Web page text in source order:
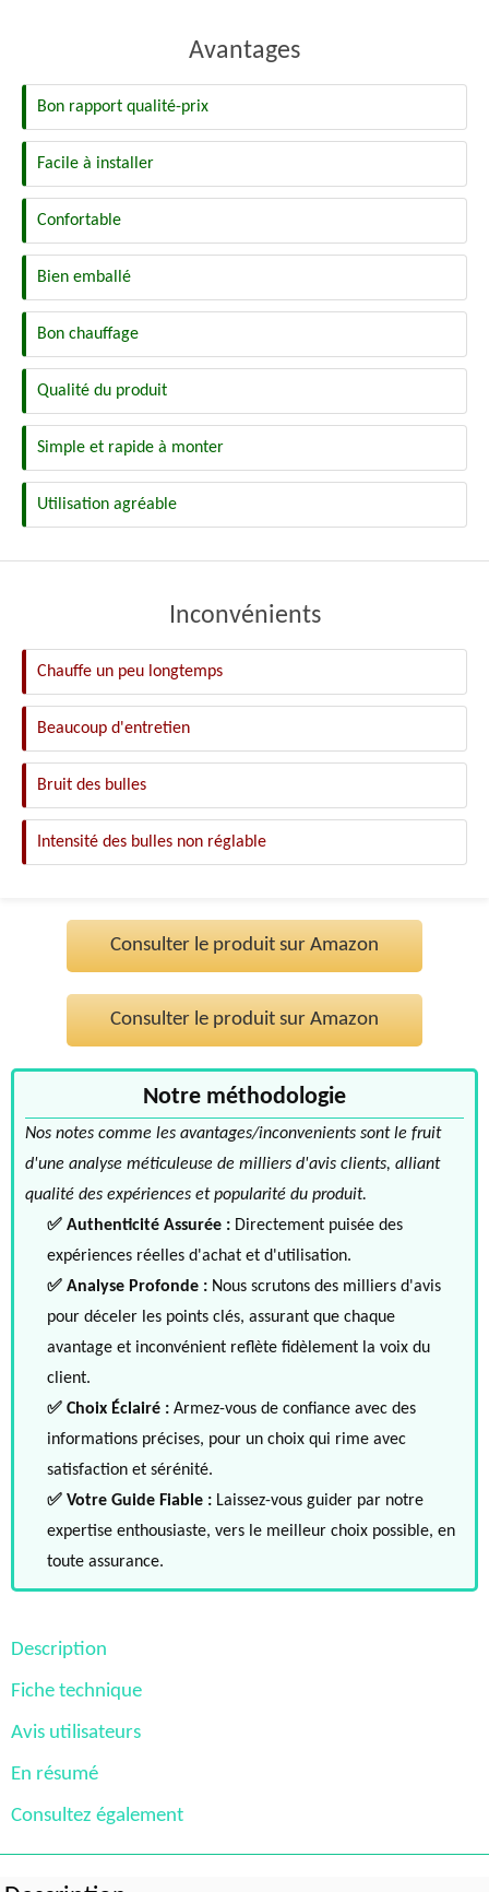
Avantages
Bon rapport qualité-prix
Facile à installer
Confortable
Bien emballé
Bon chauffage
Qualité du produit
Simple et rapide à monter
Utilisation agréable
Inconvénients
Chauffe un peu longtemps
Beaucoup d'entretien
Bruit des bulles
Intensité des bulles non réglable
Consulter le produit sur Amazon
Consulter le produit sur Amazon
Notre méthodologie
Nos notes comme les avantages/inconvenients sont le fruit
d'une analyse méticuleuse de milliers d'avis clients, alliant
qualité des expériences et popularité du produit.
✅ Authenticité Assurée : Directement puisée des
expériences réelles d'achat et d'utilisation.
✅ Analyse Profonde : Nous scrutons des milliers d'avis
pour déceler les points clés, assurant que chaque
avantage et inconvénient reflète fidèlement la voix du
client.
✅ Choix Éclairé : Armez-vous de confiance avec des
informations précises, pour un choix qui rime avec
satisfaction et sérénité.
✅ Votre Guide Fiable : Laissez-vous guider par notre
expertise enthousiaste, vers le meilleur choix possible, en
toute assurance.
Description
Fiche technique
Avis utilisateurs
En résumé
Consultez également